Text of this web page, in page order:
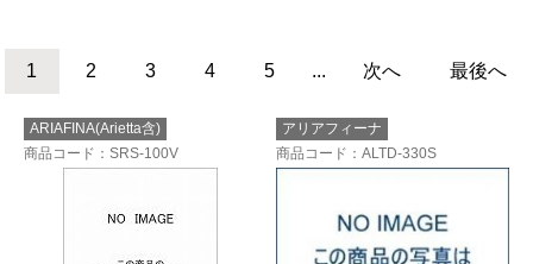
1 2 3 4 5 ... 次へ 最後へ
ARIAFINA(Arietta含)
商品コード ：SRS-100V
アリアフィーナ
商品コード ：ALTD-330S